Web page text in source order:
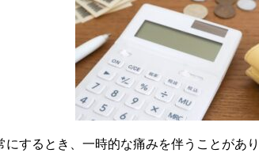
にするとき、一時的な痛みを伴うことがあ